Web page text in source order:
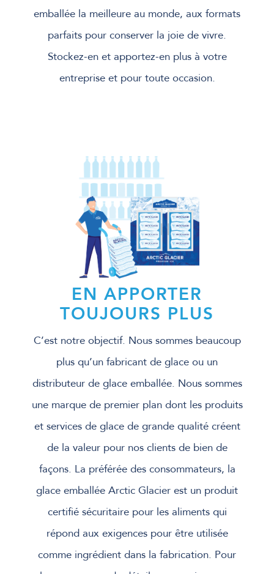
emballée la meilleure au monde, aux formats
parfaits pour conserver la joie de vivre.
Stockez-en et apportez-en plus à votre
entreprise et pour toute occasion.
EN APPORTER
TOUJOURS PLUS
C’est notre objectif. Nous sommes beaucoup
plus qu’un fabricant de glace ou un
distributeur de glace emballée. Nous sommes
une marque de premier plan dont les produits
et services de glace de grande qualité créent
de la valeur pour nos clients de bien de
façons. La préférée des consommateurs, la
glace emballée Arctic Glacier est un produit
certifié sécuritaire pour les aliments qui
répond aux exigences pour être utilisée
comme ingrédient dans la fabrication. Pour